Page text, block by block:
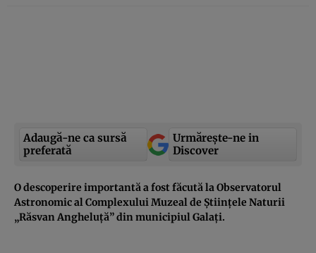
Adaugă-ne ca sursă
preferată
Urmărește-ne in
Discover
O descoperire importantă a fost făcută la Observatorul
Astronomic al Complexului Muzeal de Științele Naturii
„Răsvan Angheluță” din municipiul Galați.